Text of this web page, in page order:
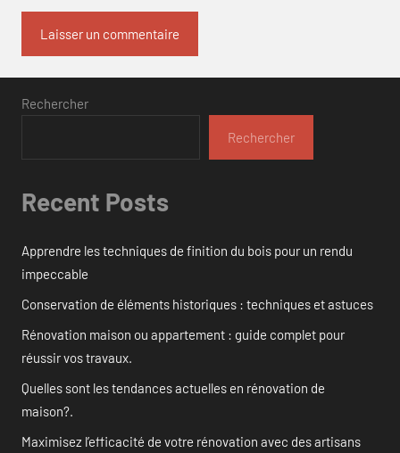
Rechercher
Rechercher
Recent Posts
Apprendre les techniques de finition du bois pour un rendu
impeccable
Conservation de éléments historiques : techniques et astuces
Rénovation maison ou appartement : guide complet pour
réussir vos travaux.
Quelles sont les tendances actuelles en rénovation de
maison?.
Maximisez l’efficacité de votre rénovation avec des artisans